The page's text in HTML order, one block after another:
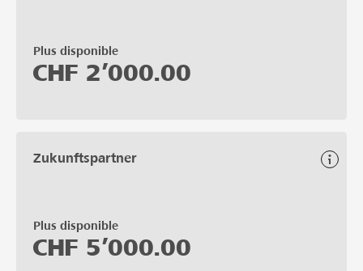
Plus disponible
CHF 2’000.00
Zukunftspartner
Plus disponible
CHF 5’000.00